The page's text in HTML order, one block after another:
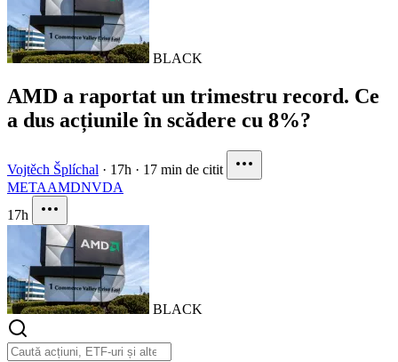
BLACK
AMD a raportat un trimestru record. Ce
a dus acțiunile în scădere cu 8%?
Vojtěch Šplíchal · 17h · 17 min de citit
METAAMDNVDA
17h
BLACK